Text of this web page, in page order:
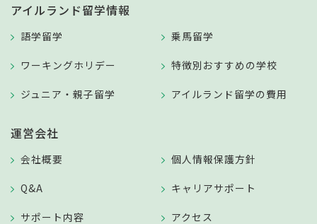
アイルランド留学情報
語学留学
ワーキングホリデー
ジュニア・親子留学
乗馬留学
特徴別おすすめの学校
アイルランド留学の費用
運営会社
会社概要
Q&A
サポート内容
個人情報保護方針
キャリアサポート
アクセス